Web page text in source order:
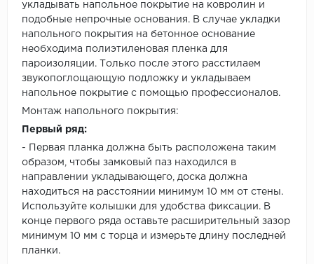
укладывать напольное покрытие на ковролин и
подобные непрочные основания. В случае укладки
напольного покрытия на бетонное основание
необходима полиэтиленовая пленка для
пароизоляции. Только после этого расстилаем
звукопоглощающую подложку и укладываем
напольное покрытие с помощью профессионалов.
Монтаж напольного покрытия:
Первый ряд:
- Первая планка должна быть расположена таким
образом, чтобы замковый паз находился в
направлении укладывающего, доска должна
находиться на расстоянии минимум 10 мм от стены.
Используйте колышки для удобства фиксации. В
конце первого ряда оставьте расширительный зазор
минимум 10 мм с торца и измерьте длину последней
планки.